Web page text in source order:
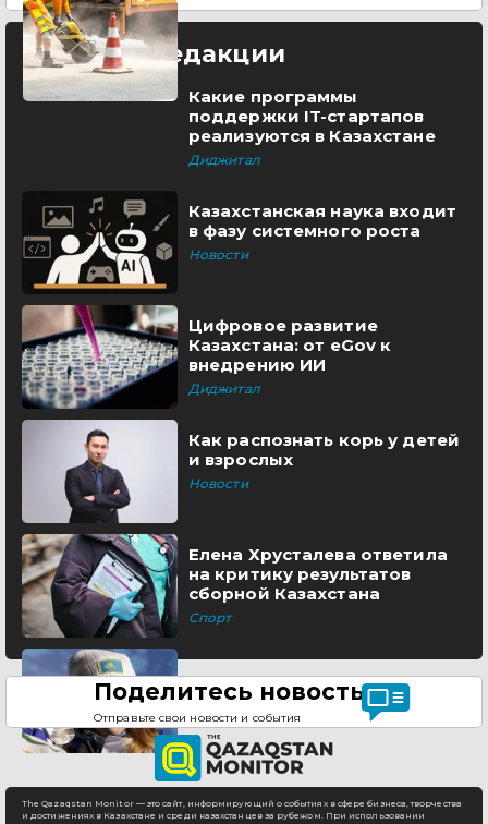
Выбор редакции
Какие программы
поддержки IT-стартапов
реализуются в Казахстане
Диджитал
Казахстанская наука входит
в фазу системного роста
Новости
Цифровое развитие
Казахстана: от eGov к
внедрению ИИ
Диджитал
Как распознать корь у детей
и взрослых
Новости
Елена Хрусталева ответила
на критику результатов
сборной Казахстана
Спорт
Поделитесь новостью
Отправьте свои новости и события
The Qazaqstan Monitor — это сайт, информирующий о событиях в сфере бизнеса, творчества
и достижениях в Казахстане и среди казахстанцев за рубежом. При использовании